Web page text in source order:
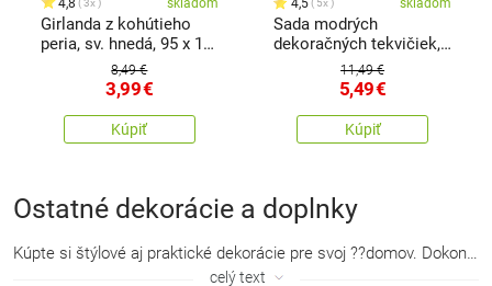
4,8 3x skladom
Girlanda z kohútieho
peria, sv. hnedá, 95 x 10
8,49 €
3,99€
Kúpiť
4,5 5x skladom
Sada modrých
dekoračných tekvičiek,
6 ks, mix druhov, plast
11,49 €
5,49€
Kúpiť
Ostatné dekorácie a doplnky
Kúpte si štýlové aj praktické dekoráciepre svoj ??domov. Dokonalé dekorácie sú práve tou drobností, ktorá doladí váš interiér k dokonalosti. V našom sortimente nájdete dekoračné háčiky či vešiaky,
celý text